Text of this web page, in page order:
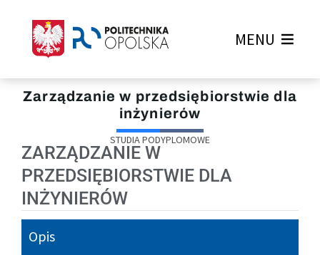
MENU
Zarządzanie w przedsiębiorstwie dla
inżynierów
STUDIA PODYPLOMOWE
ZARZĄDZANIE W
PRZEDSIĘBIORSTWIE DLA
INŻYNIERÓW
Opis